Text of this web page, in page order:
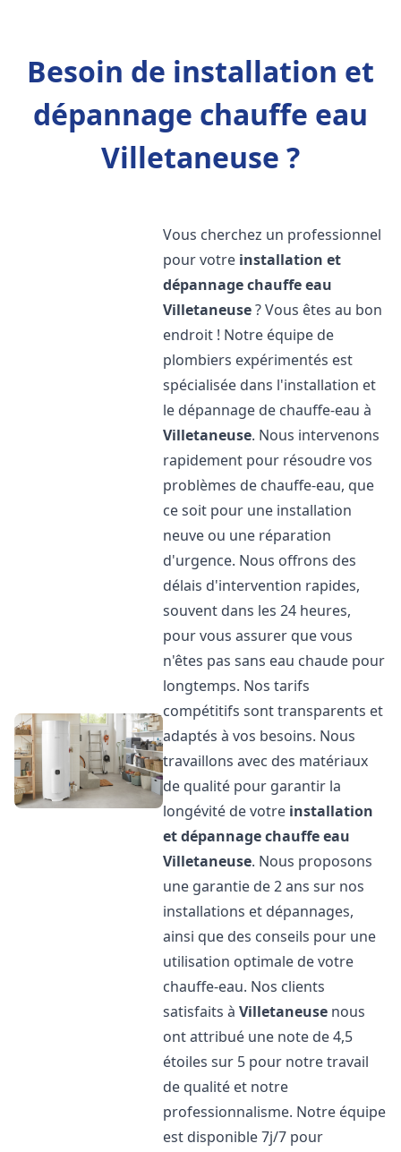
Besoin de installation et
dépannage chauffe eau
Villetaneuse ?
Vous cherchez un professionnel
pour votre installation et
dépannage chauffe eau
Villetaneuse? Vous êtes au bon
endroit ! Notre équipe de
plombiers expérimentés est
spécialisée dans l'installation et
le dépannage de chauffe-eau à
Villetaneuse. Nous intervenons
rapidement pour résoudre vos
problèmes de chauffe-eau, que
ce soit pour une installation
neuve ou une réparation
d'urgence. Nous offrons des
délais d'intervention rapides,
souvent dans les 24 heures,
pour vous assurer que vous
n'êtes pas sans eau chaude pour
longtemps. Nos tarifs
compétitifs sont transparents et
adaptés à vos besoins. Nous
travaillons avec des matériaux
de qualité pour garantir la
longévité de votre installation
et dépannage chauffe eau
Villetaneuse. Nous proposons
une garantie de 2 ans sur nos
installations et dépannages,
ainsi que des conseils pour une
utilisation optimale de votre
chauffe-eau. Nos clients
satisfaits àVilletaneuse nous
ont attribué une note de 4,5
étoiles sur 5 pour notre travail
de qualité et notre
professionnalisme. Notre équipe
est disponible 7j/7 pour